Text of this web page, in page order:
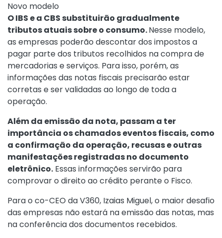
Novo modelo
O IBS e a CBS substituirão gradualmente
tributos atuais sobre o consumo.Nesse modelo,
as empresas poderão descontar dos impostos a
pagar parte dos tributos recolhidos na compra de
mercadorias e serviços. Para isso, porém, as
informações das notas fiscais precisarão estar
corretas e ser validadas ao longo de toda a
operação.
Além da emissão da nota, passam a ter
importância os chamados eventos fiscais, como
a confirmação da operação, recusas e outras
manifestações registradas no documento
eletrônico. Essas informações servirão para
comprovar o direito ao crédito perante o Fisco.
Para o co-CEO da V360, Izaias Miguel, o maior desafio
das empresas não estará na emissão das notas, mas
na conferência dos documentos recebidos.